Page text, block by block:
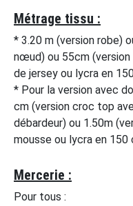
Métrage tissu :
* 3.20 m (version robe)
nœud) ou 55cm (version
de jersey ou lycra en
* Pour la version avec
cm (version croc top
débardeur) ou 1.50m
mousse ou lycra en
Mercerie :
Pour tous :